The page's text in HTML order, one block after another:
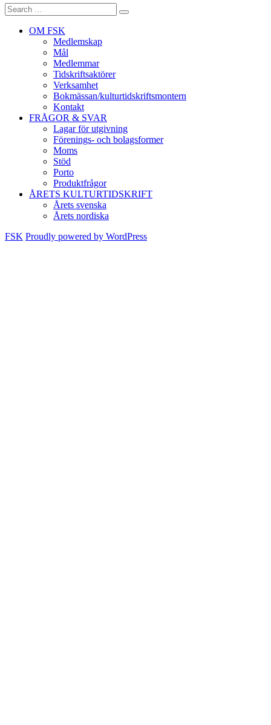
Search
for:
Search
OM FSK
Medlemskap
Mål
Medlemmar
Tidskriftsaktörer
Verksamhet
Bokmässan/kulturtidskriftsmontern
Kontakt
FRÅGOR & SVAR
Lagar för utgivning
Förenings- och bolagsformer
Moms
Stöd
Porto
Produktfrågor
ÅRETS KULTURTIDSKRIFT
Årets svenska
Årets nordiska
FSK Proudly powered by WordPress